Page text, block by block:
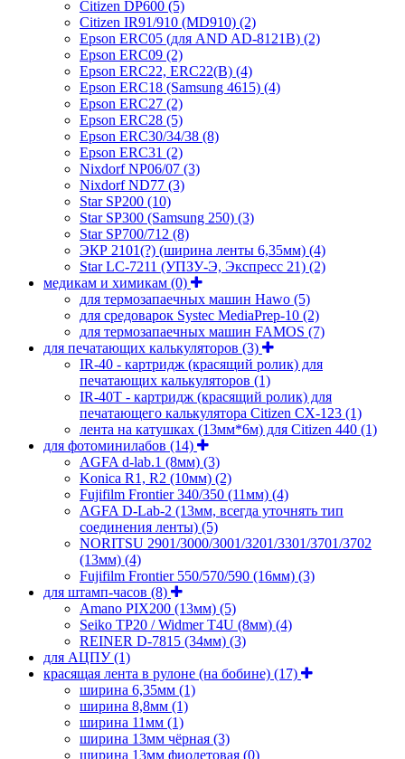
Citizen DP600 (5)
Citizen IR91/910 (MD910) (2)
Epson ERC05 (для AND AD-8121B) (2)
Epson ERC09 (2)
Epson ERC22, ERC22(B) (4)
Epson ERC18 (Samsung 4615) (4)
Epson ERC27 (2)
Epson ERC28 (5)
Epson ERC30/34/38 (8)
Epson ERC31 (2)
Nixdorf NP06/07 (3)
Nixdorf ND77 (3)
Star SP200 (10)
Star SP300 (Samsung 250) (3)
Star SP700/712 (8)
ЭКР 2101(?) (ширина ленты 6,35мм) (4)
Star LC-7211 (УПЗУ-Э, Экспресс 21) (2)
медикам и химикам (0)
для термозапаечных машин Hawo (5)
для средоварок Systec MediaPrep-10 (2)
для термозапаечных машин FAMOS (7)
для печатающих калькуляторов (3)
IR-40 - картридж (красящий ролик) для
печатающих калькуляторов (1)
IR-40T - картридж (красящий ролик) для
печатающего калькулятора Citizen CX-123 (1)
лента на катушках (13мм*6м) для Citizen 440 (1)
для фотоминилабов (14)
AGFA d-lab.1 (8мм) (3)
Konica R1, R2 (10мм) (2)
Fujifilm Frontier 340/350 (11мм) (4)
AGFA D-Lab-2 (13мм, всегда уточнять тип
соединения ленты) (5)
NORITSU 2901/3000/3001/3201/3301/3701/3702
(13мм) (4)
Fujifilm Frontier 550/570/590 (16мм) (3)
для штамп-часов (8)
Amano PIX200 (13мм) (5)
Seiko TP20 / Widmer T4U (8мм) (4)
REINER D-7815 (34мм) (3)
для АЦПУ(1)
красящая лента в рулоне (на бобине) (17)
ширина 6,35мм (1)
ширина 8,8мм (1)
ширина 11мм (1)
ширина 13мм чёрная (3)
ширина 13мм фиолетовая (0)